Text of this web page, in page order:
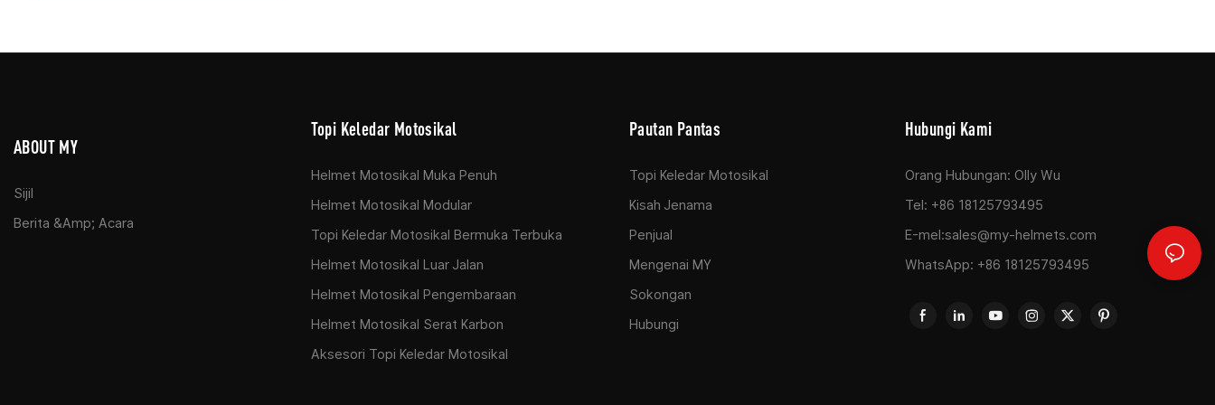
ABOUT MY
Sijil
Berita &amp; Acara
Topi Keledar Motosikal
Helmet Motosikal Muka Penuh
Helmet Motosikal Modular
Topi Keledar Motosikal Bermuka Terbuka
Helmet Motosikal Luar Jalan
Helmet Motosikal Pengembaraan
Helmet Motosikal Serat Karbon
Aksesori Topi Keledar Motosikal
Pautan Pantas
Topi Keledar Motosikal
Kisah Jenama
Penjual
Mengenai MY
Sokongan
Hubungi
Hubungi Kami
Orang Hubungan: Olly Wu
Tel: +86 18125793495
E-mel:sales@my-helmets.com
WhatsApp: +86 18125793495